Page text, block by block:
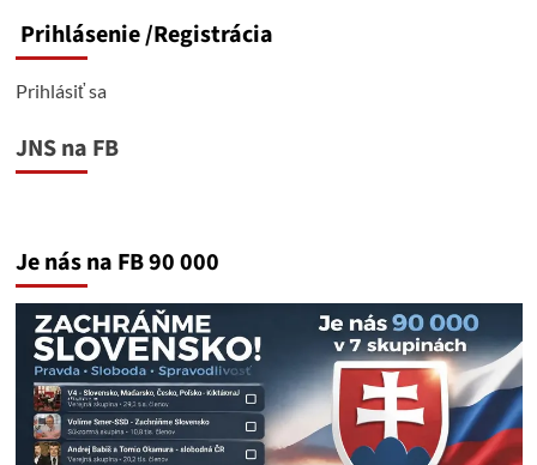
Prihlásenie/Registrácia
Prihlásiť sa
JNS na FB
Je nás na FB 90 000